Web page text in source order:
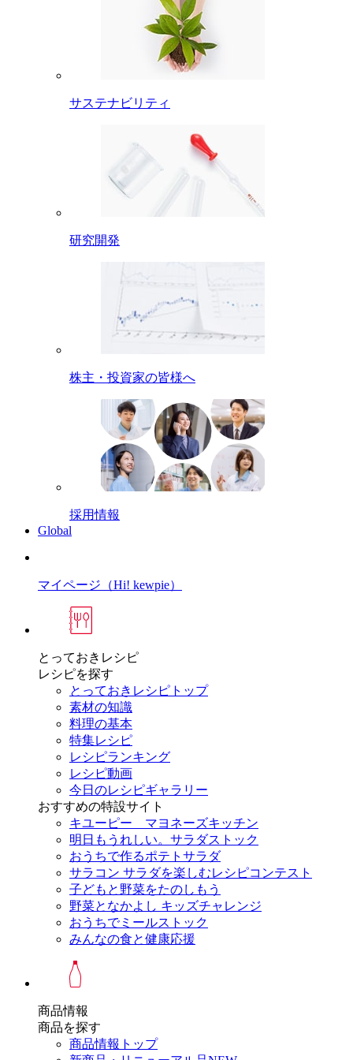
サステナビリティ
研究開発
株主・投資家の皆様へ
採用情報
Global
マイページ（Hi! kewpie）
とっておきレシピ
レシピを探す
とっておきレシピトップ
素材の知識
料理の基本
特集レシピ
レシピランキング
レシピ動画
今日のレシピギャラリー
おすすめの特設サイト
キユーピー マヨネーズキッチン
明日もうれしい。サラダストック
おうちで作るポテトサラダ
サラコン サラダを楽しむレシピコンテスト
子どもと野菜をたのしもう
野菜となかよし キッズチャレンジ
おうちでミールストック
みんなの食と健康応援
商品情報
商品を探す
商品情報トップ